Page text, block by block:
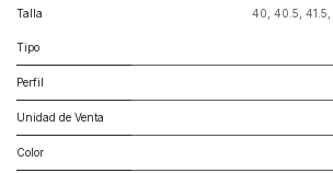
Talla 40 40.5 41.5
Tipo
Perfil
Unidad de Venta
Color